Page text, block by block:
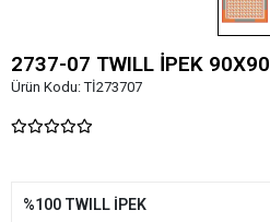
2737-07 TWILL İPEK 90X90
Ürün Kodu:Tİ273707
%100 TWILL İPEK